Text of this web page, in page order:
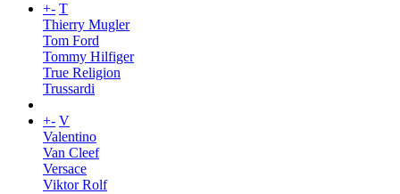
+- T
Thierry Mugler
Tom Ford
Tommy Hilfiger
True Religion
Trussardi
+- V
Valentino
Van Cleef
Versace
Viktor Rolf